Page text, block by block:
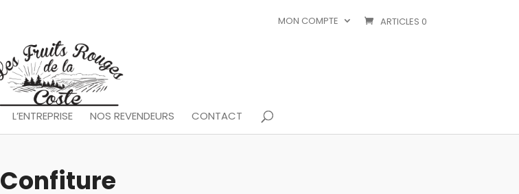
MON COMPTE ARTICLES 0
L’ENTREPRISE NOS REVENDEURS CONTACT
Confiture